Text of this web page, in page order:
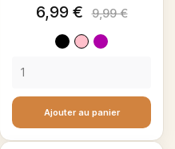
Prix
6,99 € Prix
de
base
9,99 €
NoirRoseViolet
Ajouter au panier